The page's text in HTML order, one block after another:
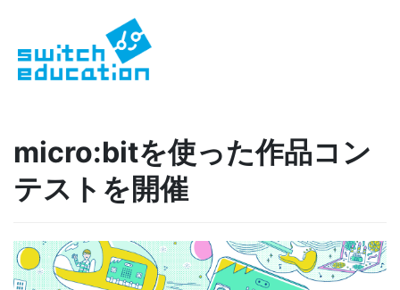
micro:bitを使った作品コン
テストを開催